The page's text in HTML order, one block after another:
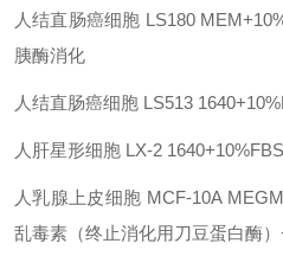
人结直肠癌细胞 LS180
胰酶消化
人结直肠癌细胞 LS513
人肝星形细胞 LX-2
人乳腺上皮细胞 MCF-10A
乱毒素（终止消化用刀豆蛋白酶